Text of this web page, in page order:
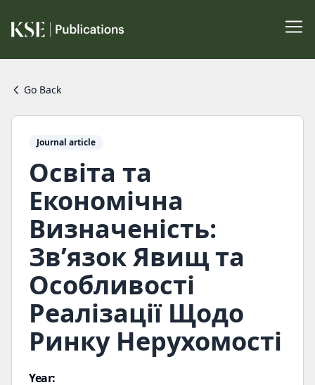
Go Back
Journal article
Освіта та
Економічна
Визначеність:
Зв’язок Явищ та
Особливості
Реалізації Щодо
Ринку Нерухомості
Year: